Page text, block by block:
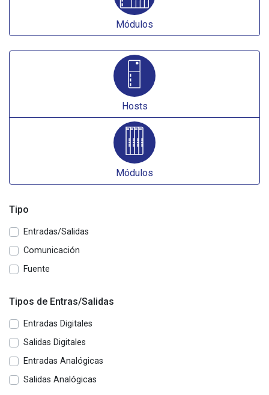
Módulos
Hosts
Módulos
Tipo
Entradas/Salidas
Comunicación
Fuente
Tipos de Entras/Salidas
Entradas Digitales
Salidas Digitales
Entradas Analógicas
Salidas Analógicas